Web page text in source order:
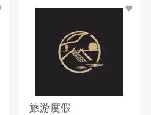
旅游度假